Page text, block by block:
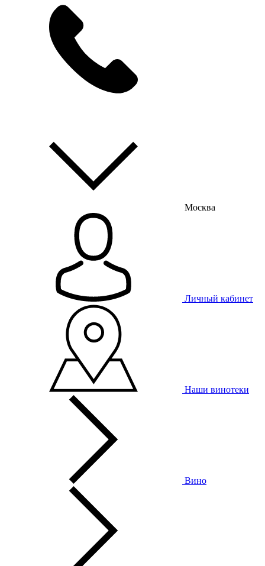
Москва
Личный кабинет
Наши винотеки
Вино